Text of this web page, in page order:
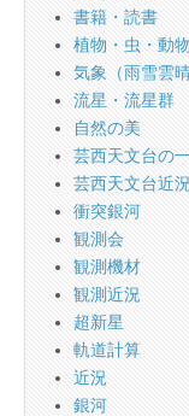
書籍・読書
植物・虫・動物
気象（雨雪雲晴
流星・流星群
自然の美
芸西天文台の
芸西天文台近況
衝突銀河
観測会
観測機材
観測近況
超新星
軌道計算
近況
銀河